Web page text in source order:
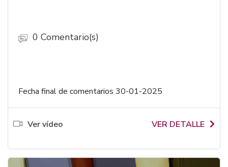
0 Comentario(s)
Fecha final de comentarios 30-01-2025
Ver vídeo VER DETALLE